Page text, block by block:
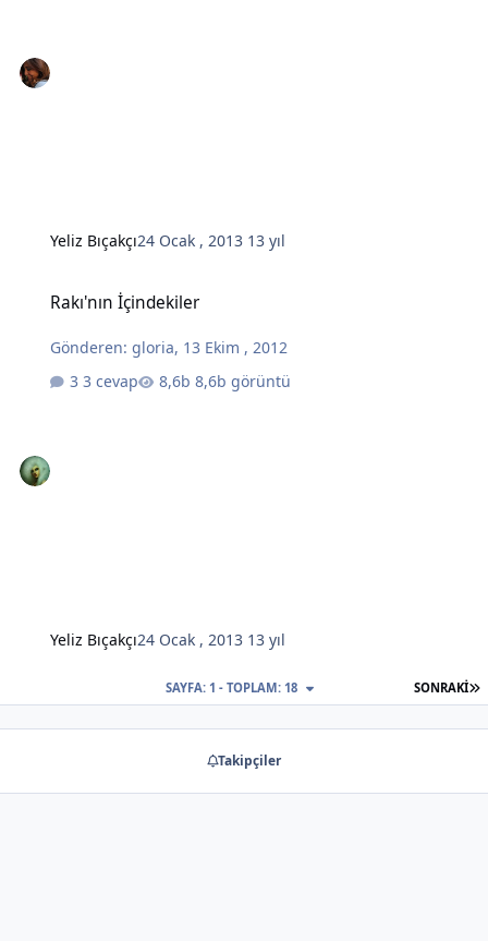
Yeliz Bıçakçı24 Ocak , 2013 13 yıl
Rakı'nın İçindekiler
Gönderen:gloria, 13 Ekim , 2012
3 cevap
8,6b görüntü
Yeliz Bıçakçı24 Ocak , 2013 13 yıl
SONRAKI
SAYFA: 1 - TOPLAM: 18
Takipçiler